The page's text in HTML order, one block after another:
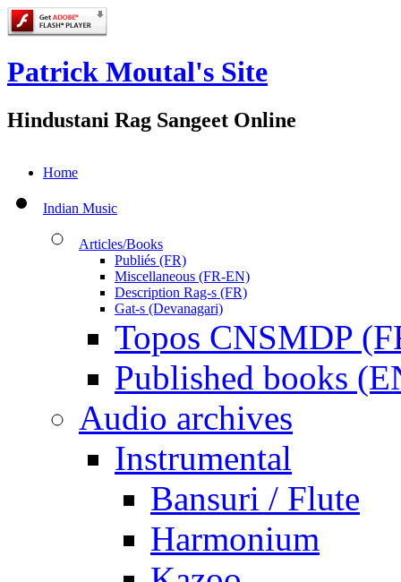
Patrick Moutal's Site
Hindustani Rag Sangeet Online
Home
Indian Music
Articles/Books
Publiés (FR)
Miscellaneous (FR-EN)
Description Rag-s (FR)
Gat-s (Devanagari)
Topos CNSMDP
Published books
Audio archives
Instrumental
Bansuri / Flute
Harmonium